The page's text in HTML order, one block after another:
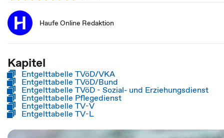
Haufe Online Redaktion
Kapitel
Entgelttabelle TVöD/VKA
Entgelttabelle TVöD/Bund
Entgelttabelle TVöD - Sozial- und Erziehungsdienst
Entgelttabelle Pflegedienst
Entgelttabelle TV-V
Entgelttabelle TV-L